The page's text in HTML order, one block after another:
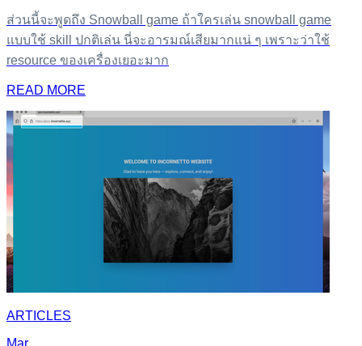
ส่วนนี้จะพูดถึง Snowball game ถ้าใครเล่น snowball game
แบบใช้ skill ปกติเล่น นี่จะอารมณ์เสียมากแน่ ๆ เพราะว่าใช้
resource ของเครื่องเยอะมาก
READ MORE
ARTICLES
Mar